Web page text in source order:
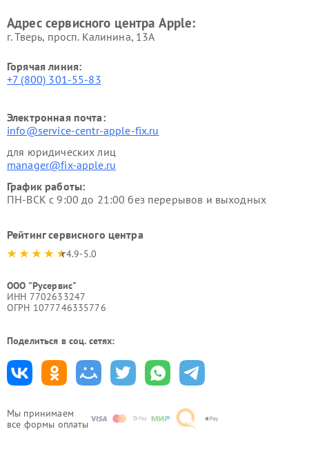
Мы принимаем
все формы оплаты
Адрес сервисного центра Apple:
г. Тверь, просп. Калинина, 13А
Горячая линия:
+7 (800) 301-55-83
Электронная почта:
info@service-centr-apple-fix.ru
для юридических лиц
manager@fix-apple.ru
График работы:
ПН-ВСК с 9:00 до 21:00 без перерывов и выходных
Рейтинг сервисного центра
4.9-5.0
ООО "Русервис"
ИНН 7702633247
ОГРН 1077746335776
Поделиться в соц. сетях: